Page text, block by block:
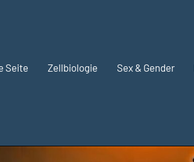
Seite Zellbiologie Sex & Gender